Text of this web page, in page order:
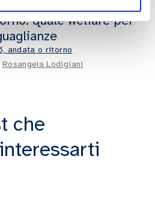
quale welfare per
andata o ritorno
Rosangela Lodigiani
che